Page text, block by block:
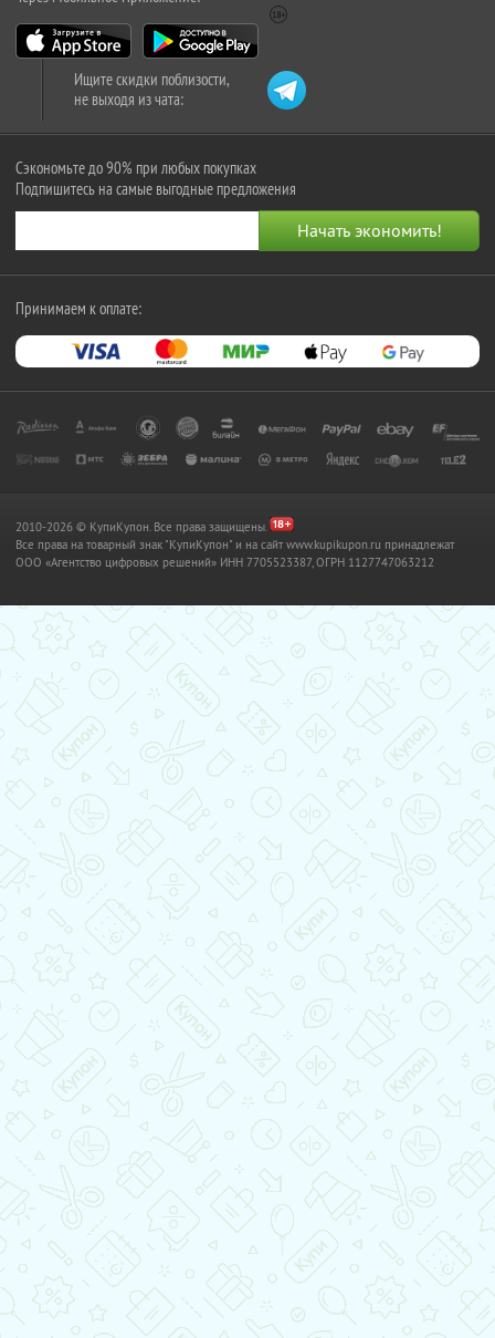
Ищите скидки поблизости,
не выходя из чата:
Сэкономьте до 90% при любых покупках
Подпишитесь на самые выгодные предложения
Принимаем к оплате:
2010-2026 © КупиКупон. Все права защищены.
Все права на товарный знак "КупиКупон" и на сайт www.kupikupon.ru принадлежат
OOO «Агентство цифровых решений» ИНН 7705523387, ОГРН 1127747063212